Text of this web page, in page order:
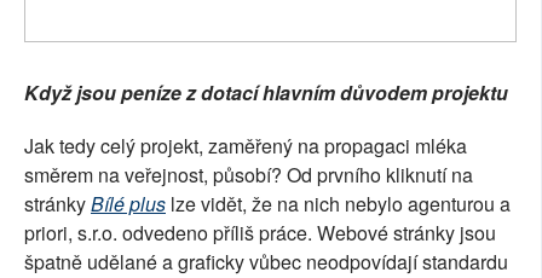
Když jsou peníze z dotací hlavním důvodem projektu
Jak tedy celý projekt, zaměřený na propagaci mléka
směrem na veřejnost, působí? Od prvního kliknutí na
stránkyBílé plus lze vidět, že na nich nebylo agenturou a
priori, s.r.o. odvedeno příliš práce. Webové stránky jsou
špatně udělané a graficky vůbec neodpovídají standardu